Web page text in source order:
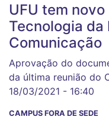
UFU tem
Tecnologia da
Comunicação
Aprovação do
da última reunião do
18/03/2021 - 16:40
CAMPUS FORA DE SEDE